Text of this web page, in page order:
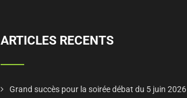
ARTICLES RECENTS
Grand succès pour la soirée débat du 5 juin 2026